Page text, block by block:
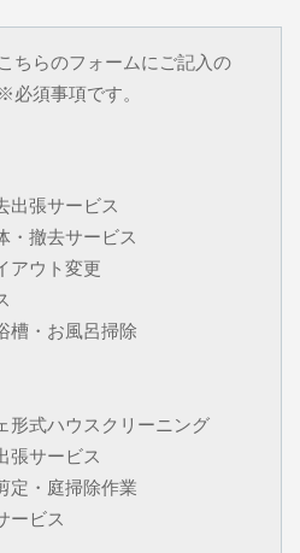
ちらのフォームにご記入の
須事項です。
出張サービス
・撤去サービス
アウト変更
槽・お風呂掃除
形式ハウスクリーニング
張サービス
定・庭掃除作業
ービス